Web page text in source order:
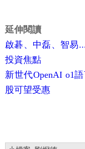
延伸閱讀
啟碁、中磊、智易
投資焦點
新世代OpenAI o1
股可望受惠